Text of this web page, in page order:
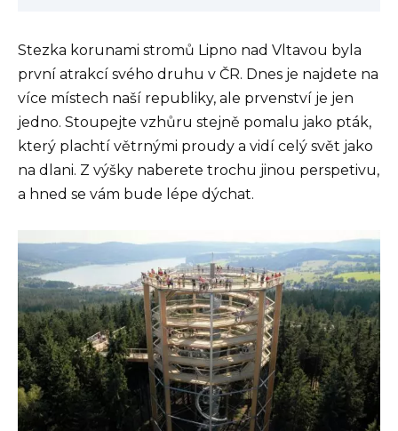
Stezka korunami stromů Lipno nad Vltavou byla
první atrakcí svého druhu v ČR. Dnes je najdete na
více místech naší republiky, ale prvenství je jen
jedno. Stoupejte vzhůru stejně pomalu jako pták,
který plachtí větrnými proudy a vidí celý svět jako
na dlani. Z výšky naberete trochu jinou perspetivu,
a hned se vám bude lépe dýchat.